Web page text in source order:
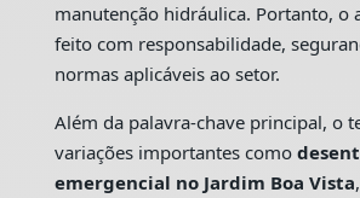
manutenção hidráulica. Portanto, o
feito com responsabilidade,
normas aplicáveis ao setor.
Além da palavra-chave principal, o
variações importantes como
emergencial no Jardim Boa Vista,